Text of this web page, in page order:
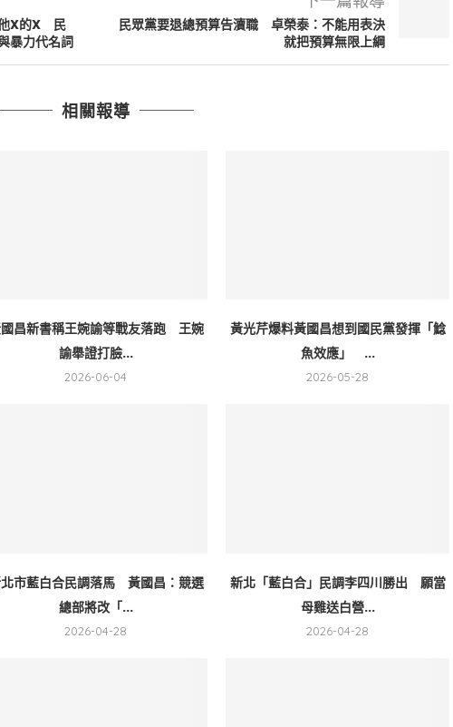
他X的X 民
暴力代名詞
民眾黨要退總預算告瀆職 卓榮泰：不能用表決
就把預算無限上綱
相關報導
昌新書稱王婉諭等戰友落跑 王婉
諭舉證打臉...
2026-06-04
黃光芹爆料黃國昌想到國民黨發揮「鯰
魚效應」 ...
2026-05-28
市藍白合民調落馬 黃國昌：競選
總部將改「...
2026-04-28
新北「藍白合」民調李四川勝出 願當
母雞送白營...
2026-04-28